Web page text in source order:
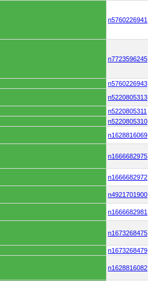
n5760226941
n7723596245
n5760226943
n5220805313
n5220805311
n5220805310
n1628816069
n1666682975
n1666682972
n4921701900
n1666682981
n1673268475
n1673268479
n1628816082